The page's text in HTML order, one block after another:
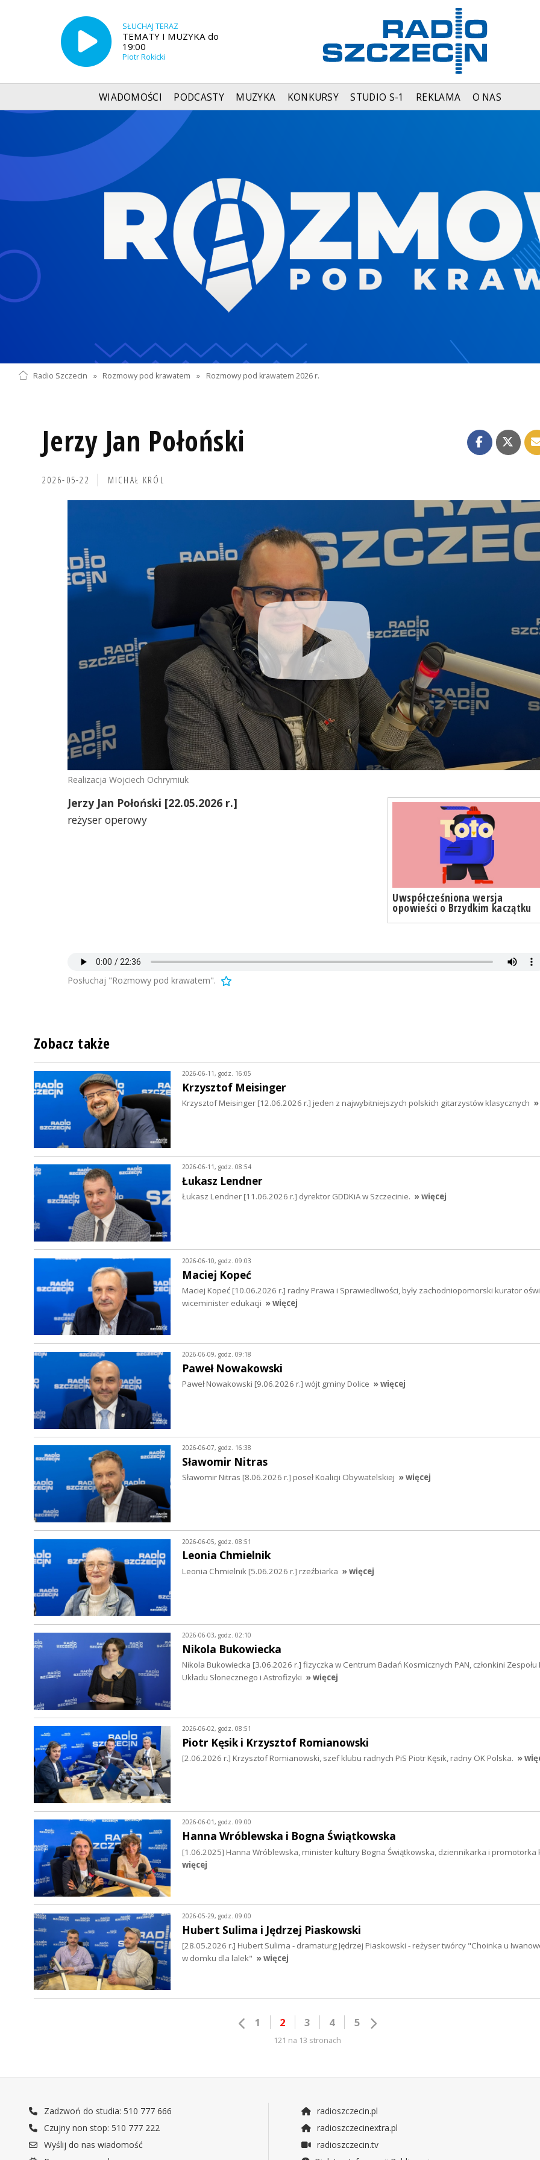
SŁUCHAJ TERAZ
TEMATY I MUZYKA do
19:00
Piotr Rokicki
WIADOMOŚCI PODCASTY MUZYKA KONKURSY STUDIO S-1 REKLAMA O NAS
Radio Szczecin » Rozmowy pod krawatem » Rozmowy pod krawatem 2026 r.
Jerzy Jan Połoński
2026-05-22 MICHAŁ KRÓL
Realizacja Wojciech Ochrymiuk
Uwspółcześniona wersja
opowieści o Brzydkim kaczątku
Jerzy Jan Połoński [22.05.2026 r.]
reżyser operowy
Posłuchaj "Rozmowy pod krawatem".
Zobacz także
2026-06-11, godz. 16:05
Krzysztof Meisinger
Krzysztof Meisinger [12.06.2026 r.] jeden z najwybitniejszych polskich gitarzystów klasycznych
2026-06-11, godz. 08:54
Łukasz Lendner
Łukasz Lendner [11.06.2026 r.] dyrektor GDDKiA w Szczecinie. » więcej
2026-06-10, godz. 09:03
Maciej Kopeć
Maciej Kopeć [10.06.2026 r.] radny Prawa i Sprawiedliwości, były zachodniopomorski kurator
wiceminister edukacji » więcej
2026-06-09, godz. 09:18
Paweł Nowakowski
Paweł Nowakowski [9.06.2026 r.] wójt gminy Dolice » więcej
2026-06-07, godz. 16:38
Sławomir Nitras
Sławomir Nitras [8.06.2026 r.] poseł Koalicji Obywatelskiej » więcej
2026-06-05, godz. 08:51
Leonia Chmielnik
Leonia Chmielnik [5.06.2026 r.] rzeźbiarka » więcej
2026-06-03, godz. 02:10
Nikola Bukowiecka
Nikola Bukowiecka [3.06.2026 r.] fizyczka w Centrum Badań Kosmicznych PAN, członkini Zespołu
Układu Słonecznego i Astrofizyki » więcej
2026-06-02, godz. 08:51
Piotr Kęsik i Krzysztof Romianowski
[2.06.2026 r.] Krzysztof Romianowski, szef klubu radnych PiS Piotr Kęsik, radny OK Polska. »
2026-06-01, godz. 09:00
Hanna Wróblewska i Bogna Świątkowska
[1.06.2025] Hanna Wróblewska, minister kultury Bogna Świątkowska, dziennikarka i promotorka
więcej
2026-05-29, godz. 09:00
Hubert Sulima i Jędrzej Piaskowski
[28.05.2026 r.] Hubert Sulima - dramaturg Jędrzej Piaskowski - reżyser twórcy "Choinka u
w domku dla lalek" » więcej
1 2 3 4 5
121 na 13 stronach
Zadzwoń do studia: 510 777 666
Czujny non stop: 510 777 222
Wyślij do nas wiadomość
radioszczecin.pl
radioszczecinextra.pl
radioszczecin.tv